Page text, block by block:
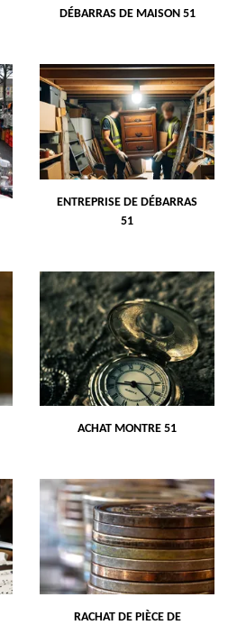
DÉBARRAS DE MAISON 51
ENTREPRISE DE DÉBARRAS
51
ACHAT MONTRE 51
RACHAT DE PIÈCE DE